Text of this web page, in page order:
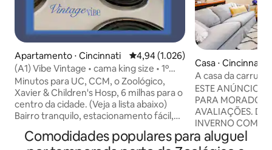
Apartamento ⋅ Cincinnati 4,94 de uma avaliação média de
4,94 (1.026)
(A1) Vibe Vintage • cama king size • 1º
andar
Minutos para UC, CCM, o Zoológico,
Xavier & Children's Hosp, 6 milhas para o
centro da cidade. (Veja a lista abaixo)
Bairro tranquilo, estacionamento fácil,
equipada e uma varanda coberta.
Casa ⋅ Cincinnati
A casa da
ESTE ANÚNCIO
PARA
AVALIAÇÕES. DESFRUTE DE TARIFAS DE
INVERNO COM
SEMANA Esta é a casa de carruagens de
uma casa
Comodidades populares para aluguel